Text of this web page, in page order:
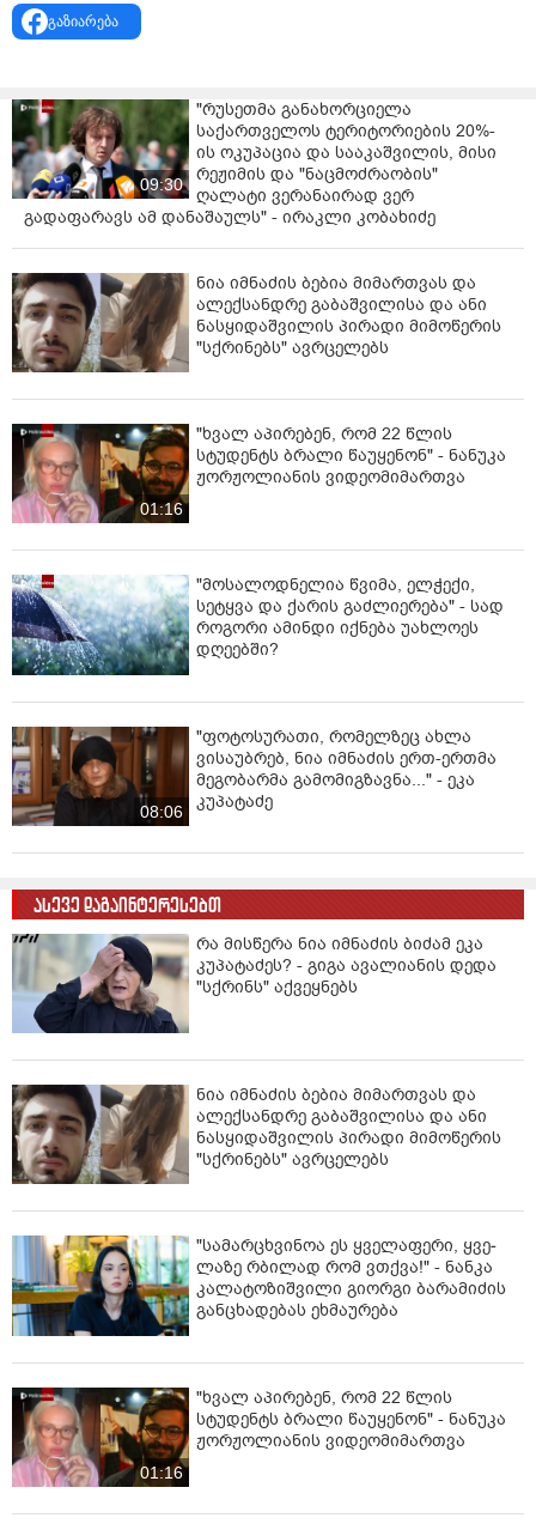
სურვილი გაქვთ შემოგვიერთდით ყველა თქვენს მიერ
დასასრულს გთხოვთ უკლებლივ ყველამ გააზიარეთ
ვიდეო, ანგარიშები კომენტარებშიც არის
განთავსებული.
პირადი ნომერი:26001036554 (ი.ს) BOG (საქართველო)
ანგარიში:GE86BG0000000010674500 TBC (თიბისი)
ანგარიში:GE88TB7011845064300097
დანიშნულებაში ჩაწერეთ: #ბიჭუნას მიმღები:
"ორგანიზატორი" ვისაც მისი პირადად ნახვა გსურთ,
ბავშვიდგას მარჯანიშვილის მეტროს მოპირდაპირედ
შუქნიშანთან "ავერსითან" ახლოს, - ინფორმაცია
სოციალურ ქსელში ვრცელდება.
გაზიარება
09:30
"რუსეთმა განახორციელა
საქართველოს ტერიტორიების 20%-
ის ოკუპაცია და სააკაშვილის, მისი
რეჟიმის და "ნაცმოძრაობის"
ღალატი ვერანაირად ვერ
გადაფარავს ამ დანაშაულს" - ირაკლი კობახიძე
ნია იმნაძის ბებია მიმართვას და
ალექსანდრე გაბაშვილისა და ანი
ნასყიდაშვილის პირადი მიმოწერის
"სქრინებს" ავრცელებს
01:16
"ხვალ აპირებენ, რომ 22 წლის
სტუდენტს ბრალი წაუყენონ" - ნანუკა
ჟორჟოლიანის ვიდეომიმართვა
"მოსალოდნელია წვიმა, ელჭექი,
სეტყვა და ქარის გაძლიერება" - სად
როგორი ამინდი იქნება უახლოეს
დღეებში?
08:06
"ფოტოსურათი, რომელზეც ახლა
ვისაუბრებ, ნია იმნაძის ერთ-ერთმა
მეგობარმა გამომიგზავნა..." - ეკა
კუპატაძე
ასევე დაგაინტერესებთ
რა მისწერა ნია იმნაძის ბიძამ ეკა
კუპატაძეს? - გიგა ავალიანის დედა
"სქრინს" აქვეყნებს
ნია იმნაძის ბებია მიმართვას და
ალექსანდრე გაბაშვილისა და ანი
ნასყიდაშვილის პირადი მიმოწერის
"სქრინებს" ავრცელებს
"სა­მარ­ცხვი­ნოა ეს ყვე­ლა­ფე­რი, ყვე­
ლა­ზე რბი­ლად რომ ვთქვა!" - ნანკა
კალატოზიშვილი გიორგი ბარამიძის
განცხადებას ეხმაურება
01:16
"ხვალ აპირებენ, რომ 22 წლის
სტუდენტს ბრალი წაუყენონ" - ნანუკა
ჟორჟოლიანის ვიდეომიმართვა